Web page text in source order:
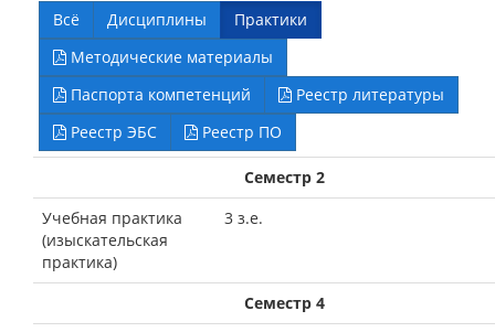
Всё Дисциплины
Практики
Методические материалы
Паспорта компетенций
Реестр литературы
Реестр ЭБС
Реестр ПО
Семестр 2
Учебная практика
(изыскательская
практика)
3 з.е.
Семестр 4